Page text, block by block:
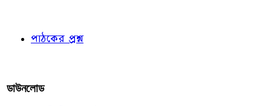
পাঠকের প্রশ্ন
ডাউনলোড